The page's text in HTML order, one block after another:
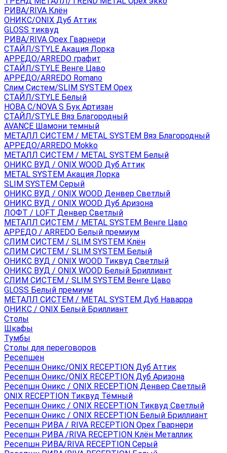
РИВА/RIVA Клён
ОНИКС/ONIX Дуб Аттик
GLOSS тиквуд
РИВА/RIVA Орех Гварнери
СТАЙЛ/STYLE Акация Лорка
АРРЕДО/ARREDO графит
СТАЙЛ/STYLE Венге Цаво
АРРЕДО/ARREDO Romano
Слим Систем/SLIM SYSTEM Орех
СТАЙЛ/STYLE Белый
НОВА С/NOVA S Бук Артизан
СТАЙЛ/STYLE Вяз Благородный
AVANCE Шамони темный
МЕТАЛЛ СИСТЕМ / METAL SYSTEM Вяз Благородный
АРРЕДО/ARREDO Mokko
МЕТАЛЛ СИСТЕМ / METAL SYSTEM Белый
ОНИКС ВУД / ONIX WOOD Дуб Аттик
METAL SYSTEM Акация Лорка
SLIM SYSTEM Серый
ОНИКС ВУД / ONIX WOOD Денвер Светлый
ОНИКС ВУД / ONIX WOOD Дуб Аризона
ЛОФТ / LOFT Денвер Светлый
МЕТАЛЛ СИСТЕМ / METAL SYSTEM Венге Цаво
АРРЕДО / ARREDO Белый премиум
СЛИМ СИСТЕМ / SLIM SYSTEM Клён
СЛИМ СИСТЕМ / SLIM SYSTEM Белый
ОНИКС ВУД / ONIX WOOD Тиквуд Светлый
ОНИКС ВУД / ONIX WOOD Белый Бриллиант
СЛИМ СИСТЕМ / SLIM SYSTEM Венге Цаво
GLOSS Белый премиум
МЕТАЛЛ СИСТЕМ / METAL SYSTEM Дуб Наварра
ОНИКС / ONIX Белый Бриллиант
Столы
Шкафы
Тумбы
Столы для переговоров
Ресепшен
Ресепшн Оникс/ONIX RECEPTION Дуб Аттик
Ресепшн Оникс/ONIX RECEPTION Дуб Аризона
Ресепшн Оникс / ONIX RECEPTION Денвер Светлый
ONIX RECEPTION Тиквуд Тёмный
Ресепшн Оникс / ONIX RECEPTION Тиквуд Светлый
Ресепшн Оникс / ONIX RECEPTION Белый Бриллиант
Ресепшн РИВА / RIVA RECEPTION Орех Гварнери
Ресепшн РИВА /RIVA RECEPTION Клён Металлик
Ресепшн РИВА/RIVA RECEPTION Серый